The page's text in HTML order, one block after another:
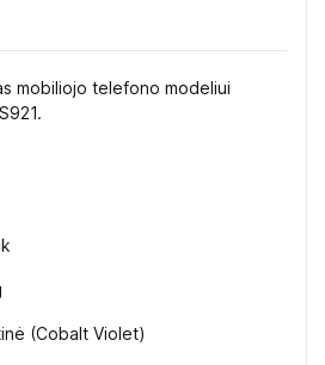
mobiliojo telefono modeliui
(Cobalt Violet)